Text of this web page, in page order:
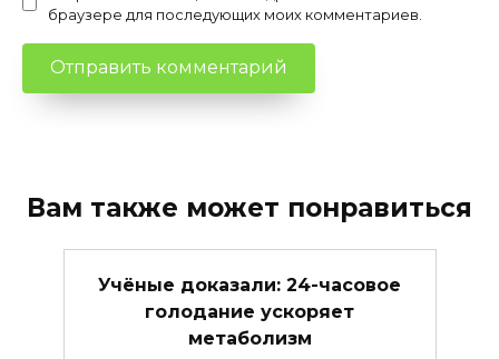
браузере для последующих моих комментариев.
Вам также может понравиться
Учёные доказали: 24-часовое
голодание ускоряет
метаболизм